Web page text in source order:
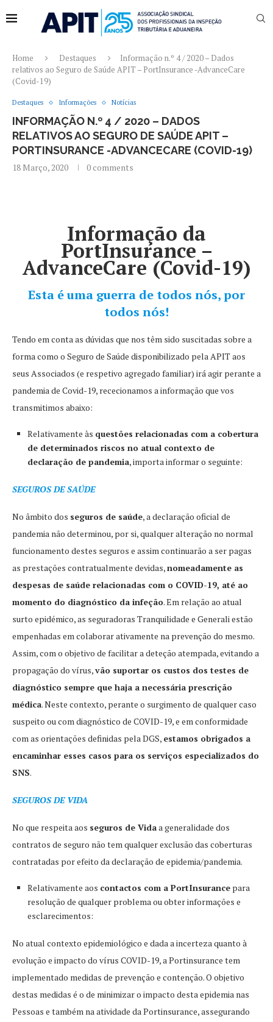
Home Destaques
Informação n.º 4 / 2020 – Dados
relativos ao Seguro de Saúde APIT – PortInsurance -AdvanceCare
(Covid-19)
Destaques Informações Notícias
INFORMAÇÃO N.º 4 / 2020 – DADOS
RELATIVOS AO SEGURO DE SAÚDE APIT –
PORTINSURANCE -ADVANCECARE (COVID-19)
18 Março, 2020 0 comments
Informação da
PortInsurance –
AdvanceCare (Covid-19)
Esta é uma guerra de todos nós, por
todos nós!
Tendo em conta as dúvidas que nos têm sido suscitadas sobre a
forma como o Seguro de Saúde disponibilizado pela APIT aos
seus Associados (e respetivo agregado familiar) irá agir perante a
pandemia de Covid-19, rececionamos a informação que vos
transmitimos abaixo:
Relativamente às questões relacionadas com a cobertura
de determinados riscos no atual contexto de
declaração de pandemia, importa informar o seguinte:
SEGUROS DE SAÚDE
No âmbito dos seguros de saúde, a declaração oficial de
pandemia não determinou, por si, qualquer alteração no normal
funcionamento destes seguros e assim continuarão a ser pagas
as prestações contratualmente devidas,nomeadamente as
despesas de saúde relacionadas com o COVID-19, até ao
momento do diagnóstico da infeção. Em relação ao atual
surto epidémico, as seguradoras Tranquilidade e Generali estão
empenhadas em colaborar ativamente na prevenção do mesmo.
Assim, com o objetivo de facilitar a deteção atempada, evitando a
propagação do vírus,vão suportar os custos dos testes de
diagnóstico sempre que haja a necessária prescrição
médica. Neste contexto, perante o surgimento de qualquer caso
suspeito ou com diagnóstico de COVID-19, e em conformidade
com as orientações definidas pela DGS, estamos obrigados a
encaminhar esses casos para os serviços especializados do
SNS.
SEGUROS DE VIDA
No que respeita aos seguros de Vidaa generalidade dos
contratos de seguro não tem qualquer exclusão das coberturas
contratadas por efeito da declaração de epidemia/pandemia.
Relativamente aos contactos com a PortInsurance para
resolução de qualquer problema ou obter informações e
esclarecimentos:
No atual contexto epidemiológico e dada a incerteza quanto à
evolução e impacto do vírus COVID-19, a Portinsurance tem
implementado medidas de prevenção e contenção. O objetivo
destas medidas é o de minimizar o impacto desta epidemia nas
Pessoas e também na atividade da Portinsurance, assegurando